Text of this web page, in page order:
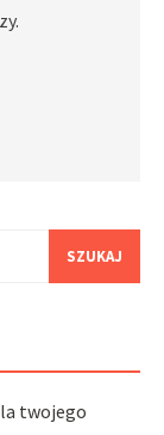
twojego